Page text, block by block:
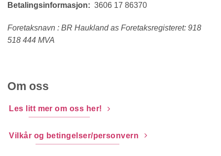
Betalingsinformasjon: 3606 17 86370
Foretaksnavn : BR Haukland as Foretaksregisteret: 918
518 444 MVA
Om oss
Les litt mer om oss her!
Vilkår og betingelser/personvern